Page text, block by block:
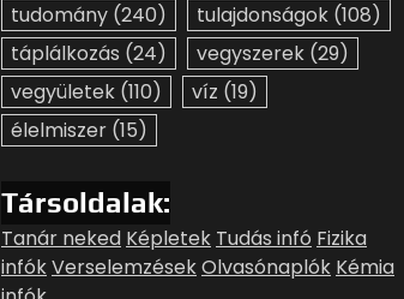
tudomány (240) tulajdonságok (108)
táplálkozás (24) vegyszerek (29)
vegyületek (110) víz (19)
élelmiszer (15)
Társoldalak:
Tanár neked Képletek Tudás infó Fizika
infókVerselemzésekOlvasónaplók Kémia